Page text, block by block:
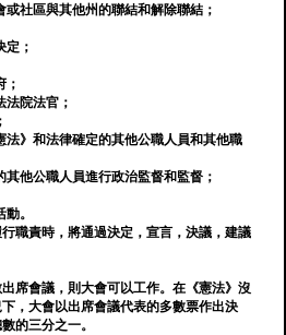
社區與其他州的聯結和解除聯結；
定；
；
法院法官；
法》和法律確定的其他公職人員和其他職
他公職人員進行政治監督和監督；
。
職責時，將通過決定，宣言，決議，建議
席會議，則大會可以工作。在《憲法》沒
，大會以出席會議代表的多數票作出決
的三分之一。